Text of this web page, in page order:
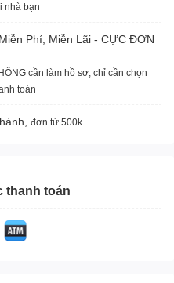
nhà bạn
Phí, Miễn Lãi - CỰC ĐƠN
cần làm hồ sơ, chỉ cần chọn
toán
đơn từ 500k
thanh toán